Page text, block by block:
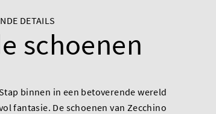
DETAILS
schoenen
Stap binnen in een betoverende wereld
fantasie. De schoenen van Zecchino